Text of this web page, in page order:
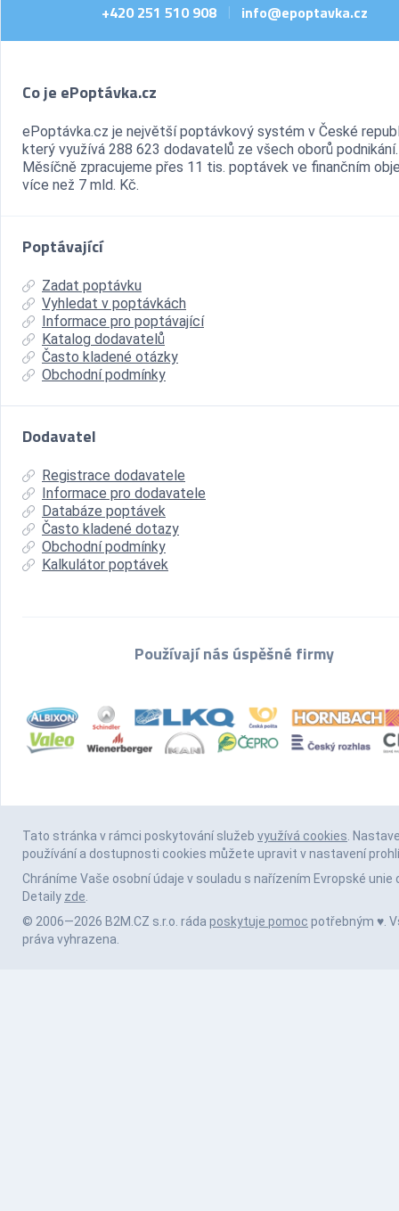
+420 251 510 908 | info@epoptavka.cz
Co je ePoptávka.cz
ePoptávka.cz je největší poptávkový systém v České
který využívá 288 623 dodavatelů ze všech oborů podnikání.
Měsíčně zpracujeme přes 11 tis. poptávek ve finančním
více než 7 mld. Kč.
Poptávající
Zadat poptávku
Vyhledat v poptávkách
Informace pro poptávající
Katalog dodavatelů
Často kladené otázky
Obchodní podmínky
Dodavatel
Registrace dodavatele
Informace pro dodavatele
Databáze poptávek
Často kladené dotazy
Obchodní podmínky
Kalkulátor poptávek
Používají nás úspěšné firmy
Tato stránka v rámci poskytování služeb využívá cookies .
používání a dostupnosti cookies můžete upravit v nastavení
Chráníme Vaše osobní údaje v souladu s nařízením Evropské unie
Detaily zde
© 2006—2026 B2M.CZ s.r.o. ráda poskytuje pomoc potřebným ♥️.
práva vyhrazena.